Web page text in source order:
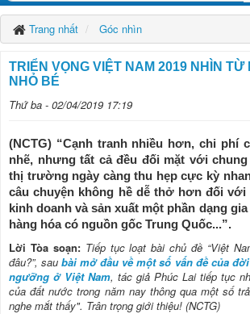
Trang nhất Góc nhìn
TRIỂN VỌNG VIỆT NAM 2019 NHÌN
NHỎ BÉ
Thứ ba - 02/04/2019 17:19
(NCTG) “Cạnh tranh nhiều hơn, chi phí
nhẽ, nhưng tất cả đều đối mặt với
thị trường ngày càng thu hẹp cực kỳ
câu chuyện không hề dễ thở hơn đối với
kinh doanh và sản xuất một phần dạng
hàng hóa có nguồn gốc Trung Quốc...”.
Lời Tòa soạn: Tiếp tục loạt bài chủ đề “Việt
đâu?”, saubài mở đầu về một số vấn đề của
ngưỡng ở Việt Nam, tác giả Phúc Lai tiếp tục
của đất nước trong năm nay thông qua một số
nghe mắt thấy". Trân trọng giới thiệu! (NCTG)